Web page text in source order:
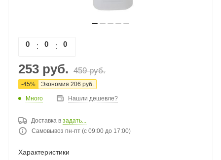
0 0 0
253 руб. 459руб.
-45% Экономия 206 руб.
Много Нашли дешевле?
Доставка в задать...
Самовывоз пн-пт (с 09:00 до 17:00)
Характеристики